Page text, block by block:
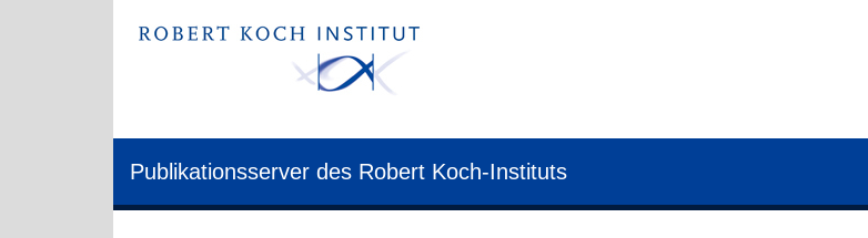
Publikationsserver des Robert Koch-Instituts